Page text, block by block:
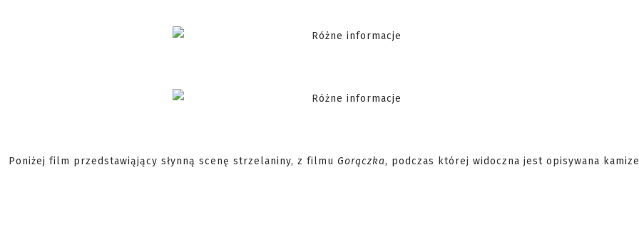
Poniżej film przedstawiąjący słynną scenę strzelaniny, z filmu Gorączka, podczas której widoczna jest opisywana